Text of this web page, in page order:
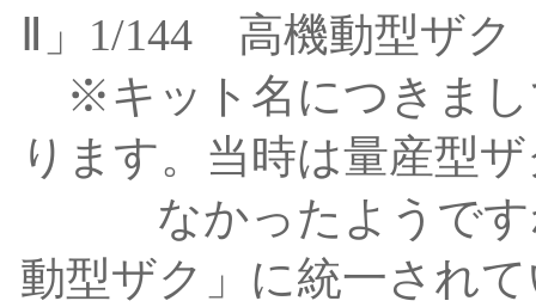
Ⅱ」1/144 高機動型ザ
※キット名につきまし
ります。当時は量産型
なかったようですね
動型ザク」に統一され